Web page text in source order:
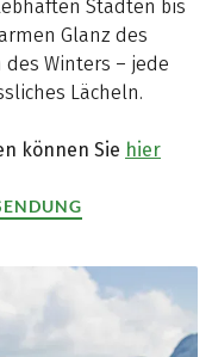
Städten bis
Glanz des
Winters – jede
Lächeln.
können Sie hier